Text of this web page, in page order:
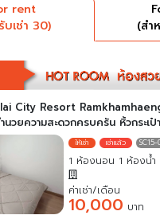
rent
บเช่า 30)
(สำ
City Resort
วยความสะดวกครบครัน หิ้วกระเป๋
1 ห้องนอน 1 ห้องน้ำ
ค่าเช่า/เดือน
10,000 บาท